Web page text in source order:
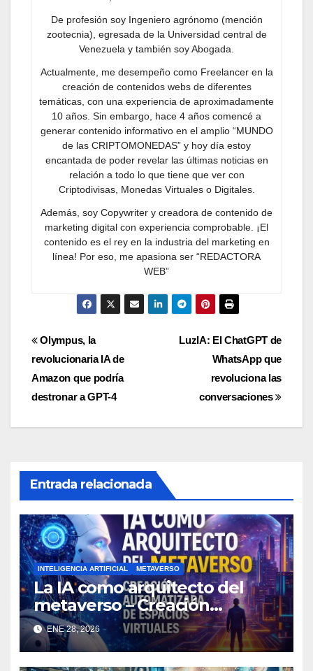
De profesión soy Ingeniero agrónomo (mención
zootecnia), egresada de la Universidad central de
Venezuela y también soy Abogada.
Actualmente, me desempeño como Freelancer en la
creación de contenidos webs de diferentes
temáticas, con una experiencia de aproximadamente
10 años. Sin embargo, hace 4 años comencé a
generar contenido informativo en el amplio “MUNDO
de las CRIPTOMONEDAS” y hoy día estoy
encantada de poder revelar las últimas noticias en
relación a todo lo que tiene que ver con
Criptodivisas, Monedas Virtuales o Digitales.
Además, soy Copywriter y creadora de contenido de
marketing digital con experiencia comprobable. ¡El
contenido es el rey en la industria del marketing en
línea! Por eso, me apasiona ser “REDACTORA
WEB”
Navegación
de
entradas
LuzIA: El ChatGPT de
WhatsApp que
revoluciona las
conversaciones
Olympus, la
revolucionaria IA de
Amazon que podría
destronar a GPT-4
Entrada relacionada
INTELIGENCIA ARTIFICIAL METAVERSO
La IA como arquitecto del
metaverso – Creación
automatizada de espacios
virtuales
ENE 28, 2026